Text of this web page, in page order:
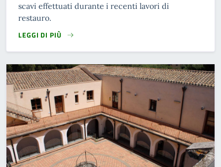
scavi effettuati durante i recenti lavori di
restauro.
LEGGI DI PIÙ
READ MORE